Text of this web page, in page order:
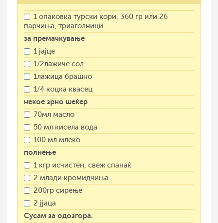
1 опаковка турски кори, 360 гр или 26
парчиња, триаголници
за премачкување
1 јајце
1/2лажиче сол
1лажица брашно
1/4 коцка квасец
некое зрно шеќер
70мл масло
50 мл кисела вода
100 мл млеко
полнење
1 кгр исчистен, свеж спанаќ
2 млади кромидчиња
200гр сирење
2 јјаца
Сусам за одозгора.